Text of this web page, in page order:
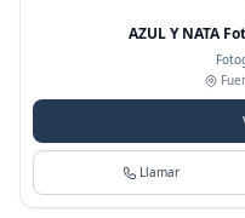
AZUL Y NATA
Llamar